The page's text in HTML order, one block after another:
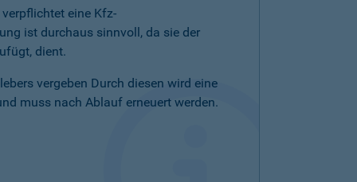
eine Kfz-
ist durchaus sinnvoll, da sie der
dient.
vergeben Durch diesen wird eine
muss nach Ablauf erneuert werden.